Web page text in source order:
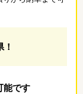
能です